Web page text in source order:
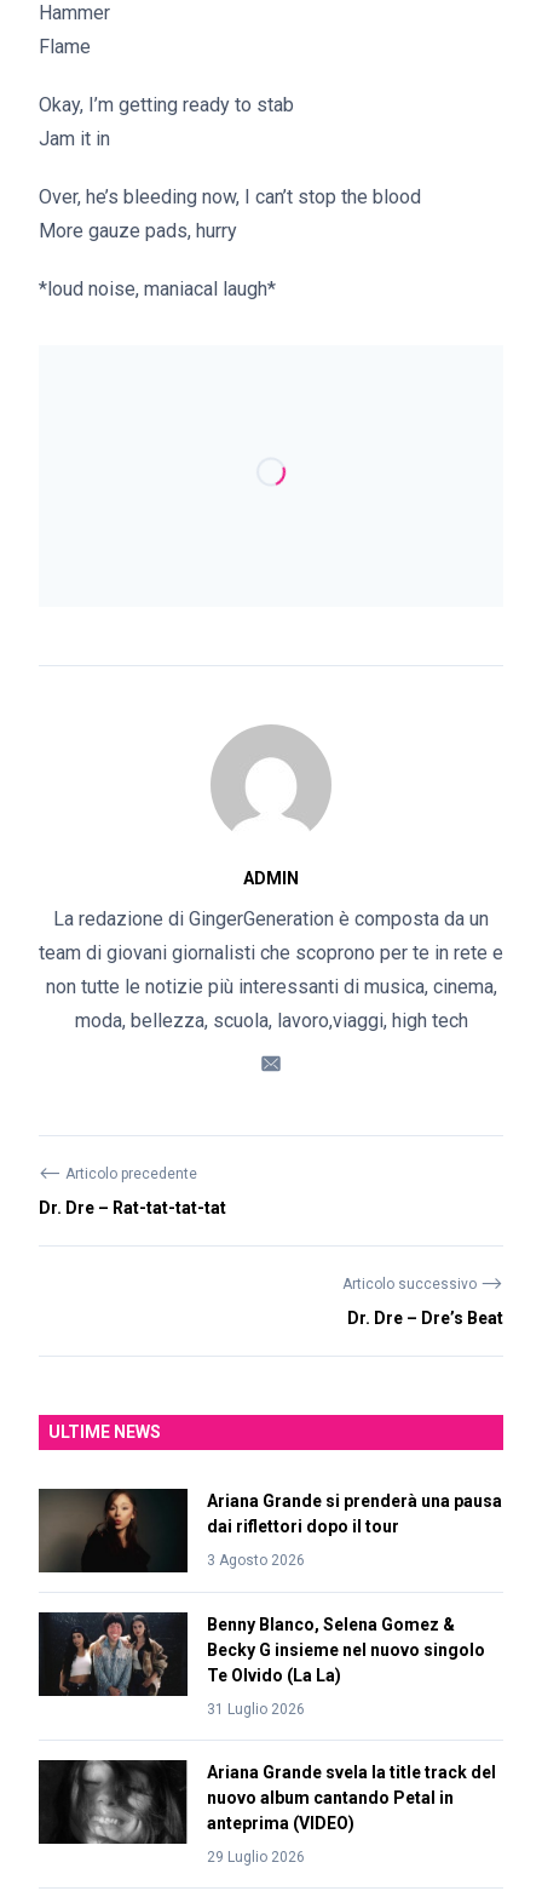
Hammer
Flame
Okay, I’m getting ready to stab
Jam it in
Over, he’s bleeding now, I can’t stop the blood
More gauze pads, hurry
*loud noise, maniacal laugh*
ADMIN
La redazione di GingerGeneration è composta da un
team di giovani giornalisti che scoprono per te in rete e
non tutte le notizie più interessanti di musica, cinema,
moda, bellezza, scuola, lavoro,viaggi, high tech
⟵ Articolo precedente
Dr. Dre – Rat-tat-tat-tat
Articolo successivo ⟶
Dr. Dre – Dre’s Beat
ULTIME NEWS
Ariana Grande si prenderà una pausa
dai riflettori dopo il tour
3 Agosto 2026
Benny Blanco, Selena Gomez &
Becky G insieme nel nuovo singolo
Te Olvido (La La)
31 Luglio 2026
Ariana Grande svela la title track del
nuovo album cantando Petal in
anteprima (VIDEO)
29 Luglio 2026